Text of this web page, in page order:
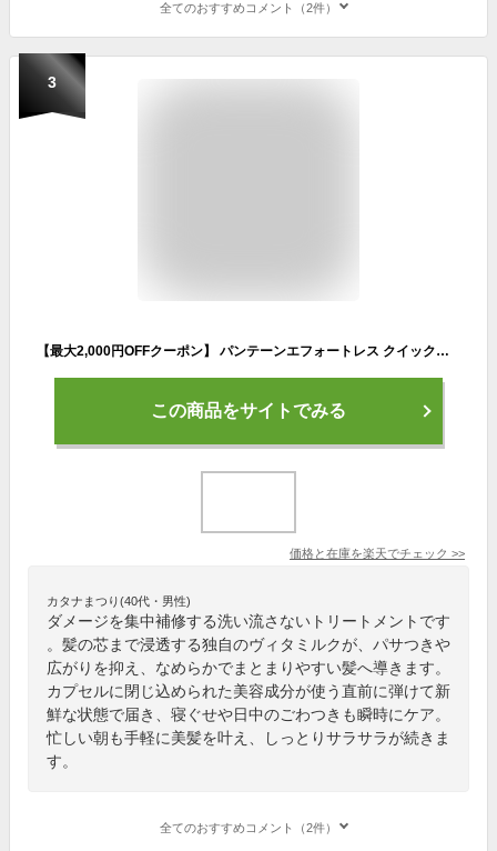
全てのおすすめコメント（2件）
3
【最大2,000円OFFクーポン】 パンテーンエフォートレス クイックリペアカプセルヴィタミルク トリートメント 90g 【PANTENE(パンテーン)】 トリートメント・ヘアパック P&G
この商品をサイトでみる
価格と在庫を楽天でチェック >>
カタナまつり(40代・男性)
ダメージを集中補修する洗い流さないトリートメントです
。髪の芯まで浸透する独自のヴィタミルクが、パサつきや
広がりを抑え、なめらかでまとまりやすい髪へ導きます。
カプセルに閉じ込められた美容成分が使う直前に弾けて新
鮮な状態で届き、寝ぐせや日中のごわつきも瞬時にケア。
忙しい朝も手軽に美髪を叶え、しっとりサラサラが続きま
す。
全てのおすすめコメント（2件）